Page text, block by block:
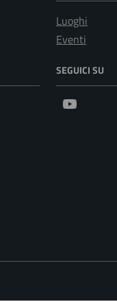
Luoghi
Eventi
SEGUICI SU